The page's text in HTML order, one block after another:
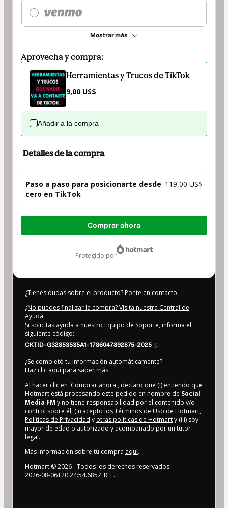
Mostrar más
Aprovecha y compra:
Herramientas y Trucos de TikTok
9,00 US$
Añadir a la compra
Detalles de la compra
Paso a paso para posicionarte desde
cero en TikTok
119,00 US$
Total
Comprar ahora
protegido por
¿Tienes dudas sobre el producto? Ponte en contacto
¿No puedes finalizar la compra? Visita nuestra Central de
Ayuda
Si solicitas ayuda a nuestro Equipo de Soporte, informa el
siguiente código:
CKTID-G32853535A1-1786047892875-2025
¿Se completó tu información automáticamente?
Haz clic aquí para saber más.
Al hacer clic en 'Comprar ahora', declaro que (i) entiendo que
Hotmart está procesando este pedido en nombre de Social
Media FM y no tiene responsabilidad por el contenido y/o
control sobre él; (ii) acepto losTérminos de Uso de Hotmart,
Políticas de Privacidad y otras políticas de Hotmarty (iii) soy
mayor de edad o autorizado y acompañado por un tutor
legal.
Más información sobre tu compra aquí.
Hotmart ©2026- Todos los derechos reservados
2026-08-06T20:24:54.685Z REF.